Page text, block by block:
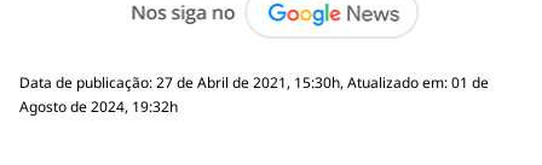
Data de publicação: 27 de Abril de 2021, 15:30h, Atualizado em: 01 de
Agosto de 2024, 19:32h